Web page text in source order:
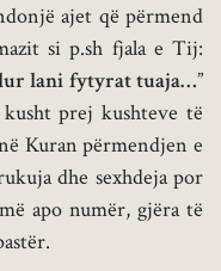
ajet që përmend
si p.sh fjala e Tij:
lani fytyrat tuaja…”
prej kushteve të
Kuran përmendjen e
dhe sexhdeja por
apo numër, gjëra të